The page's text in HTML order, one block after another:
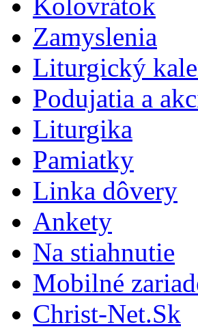
Zamyslenia
Liturgický
Podujatia a
Liturgika
Pamiatky
Linka dôvery
Ankety
Na stiahnutie
Mobilné
Christ-Net.Sk